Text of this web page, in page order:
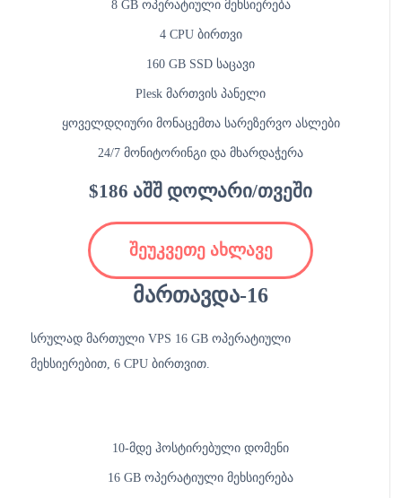
8 GB ოპერატიული მეხსიერება
4 CPU ბირთვი
160 GB SSD საცავი
Plesk მართვის პანელი
ყოველდღიური მონაცემთა სარეზერვო ასლები
24/7 მონიტორინგი და მხარდაჭერა
$186 აშშ დოლარი/თვეში
შეუკვეთე ახლავე
მართავდა-16
სრულად მართული VPS 16 GB ოპერატიული
მეხსიერებით, 6 CPU ბირთვით.
10-მდე ჰოსტირებული დომენი
16 GB ოპერატიული მეხსიერება